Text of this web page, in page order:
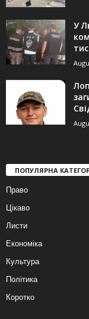
У
ПОПУЛЯРНА
Право
Цікаво
Листи
Економіка
Культура
Політика
Коротко